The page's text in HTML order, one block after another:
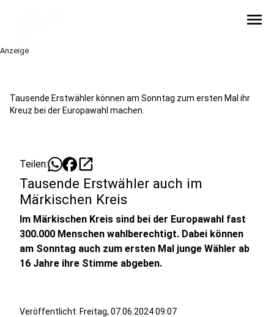
menu
Anzeige
Tausende Erstwähler können am Sonntag zum ersten Mal ihr
Kreuz bei der Europawahl machen.
Teilen: open_in_new
Tausende Erstwähler auch im
Märkischen Kreis
Im Märkischen Kreis sind bei der Europawahl fast
300.000 Menschen wahlberechtigt. Dabei können
am Sonntag auch zum ersten Mal junge Wähler ab
16 Jahre ihre Stimme abgeben.
Veröffentlicht: Freitag, 07.06.2024 09:07